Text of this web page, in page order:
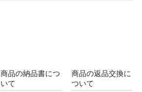
商品の納品書につ
いて
商品の返品交換に
ついて